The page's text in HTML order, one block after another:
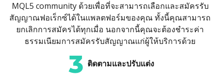
MQL5 community ด้วยเพื่อที่จะสามารถเลือกและสมัครรับ
สัญญาณฟอเร็กซ์ได้ในแพลตฟอร์มของคุณ ทั้งนี้คุณสามารถ
ยกเลิกการสมัครได้ทุกเมื่อ นอกจากนี้คุณจะต้องชำระค่า
ธรรมเนียมการสมัครรับสัญญาณแก่ผู้ให้บริการด้วย
ติดตามและปรับแต่ง